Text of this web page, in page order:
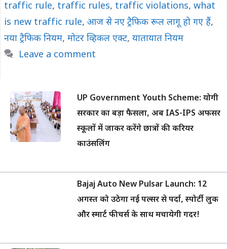
traffic rule, traffic rules, traffic violations, what
is new traffic rule, आज से नए ट्रैफिक रूल लागू हो गए हैं,
नया ट्रैफिक नियम, मोटर व्हिकल एक्ट, यातायात नियम
Leave a comment
UP Government Youth Scheme: योगी
सरकार का बड़ा फैसला, अब IAS-IPS अफसर
स्कूलों में जाकर करेंगे छात्रों की करियर
काउंसलिंग
Bajaj Auto New Pulsar Launch: 12
अगस्त को उठेगा नई पल्सर से पर्दा, स्पोर्टी लुक
और स्मार्ट फीचर्स के साथ मचायेगी गदर!